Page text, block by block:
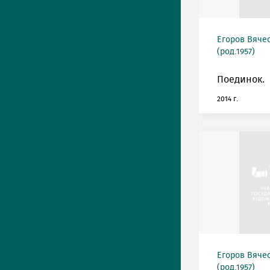
Егоров
(род.1957)
Поединок.
2014 г.
Егоров
(род.1957)